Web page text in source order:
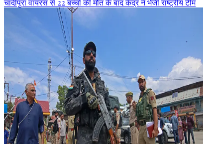
चांदीपुरा वायरस से 22 बच्चों की मौत के बाद केंद्र ने भेजी राष्ट्रीय टीम